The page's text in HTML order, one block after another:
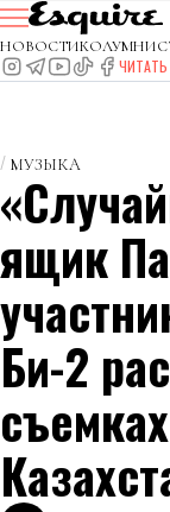
НОВОСТИ
МУЗЫКА
ящик
Би-2